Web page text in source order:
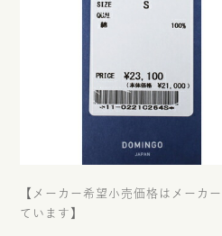
【メーカー希望小売価格はメーカ
ています】